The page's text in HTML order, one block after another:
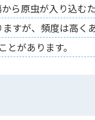
原虫が入り込む
すが、頻度は高く
があります。